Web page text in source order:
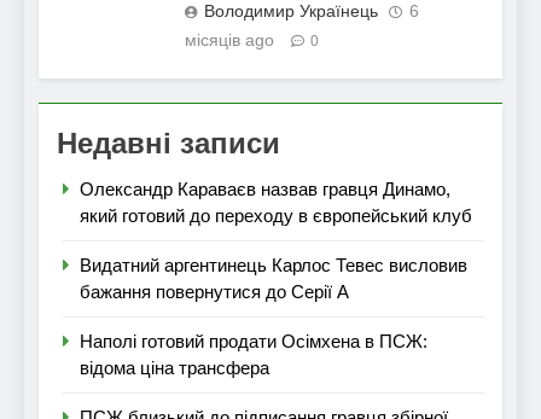
Володимир Українець
6
місяців ago
0
Недавні записи
Олександр Караваєв назвав гравця Динамо,
який готовий до переходу в європейський клуб
Видатний аргентинець Карлос Тевес висловив
бажання повернутися до Серії А
Наполі готовий продати Осімхена в ПСЖ:
відома ціна трансфера